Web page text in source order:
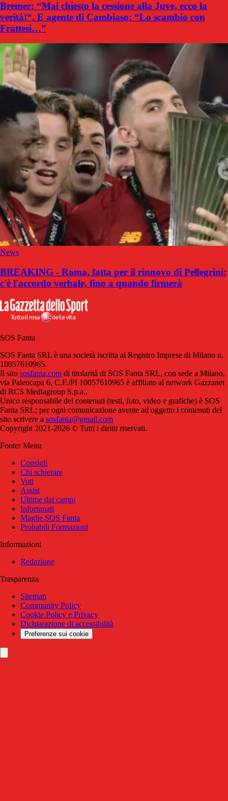
Bremer: “Mai chiesto la cessione alla Juve, ecco la
verità!“. E agente di Cambiaso: “Lo scambio con
Frattesi…”
News
BREAKING - Roma, fatta per il rinnovo di Pellegrini:
c'è l'accordo verbale, fino a quando firmerà
SOS Fanta
SOS Fanta SRL è una società iscritta al Registro Imprese di Milano n.
10057610965.
Il sito sosfanta.com di titolarità di SOS Fanta SRL, con sede a Milano,
via Paleocapa 6, C.F./PI 10057610965 è affiliato al network Gazzanet
di RCS Mediagroup S.p.a..
Unico responsabile dei contenuti (testi, foto, video e grafiche) è SOS
Fanta SRL; per ogni comunicazione avente ad oggetto i contenuti del
sito scrivere a sosfanta@gmail.com
Copyright 2021-2026 © Tutti i diritti riservati.
Footer Menu
Consigli
Chi schierare
Voti
Assist
Ultime dai campi
Infortunati
Maglie SOS Fanta
Probabili Formazioni
Informazioni
Redazione
Trasparenza
Sitemap
Community Policy
Cookie Policy e Privacy
Dichiarazione di accessibilità
Preferenze sui cookie